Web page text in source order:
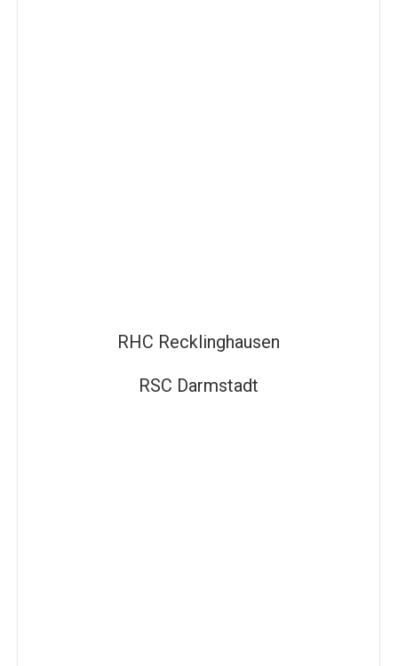
RHC Recklinghausen
RSC Darmstadt